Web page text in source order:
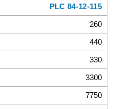
PLC 84-12-115
260
440
330
3300
7750